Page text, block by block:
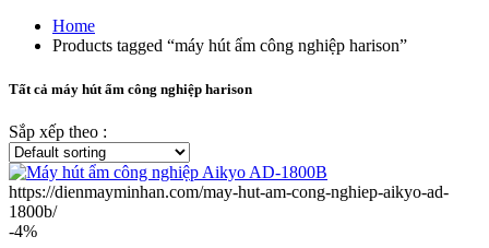
Home
Products tagged “máy hút ẩm công nghiệp harison”
Tất cả máy hút ẩm công nghiệp harison
Sắp xếp theo :
https://dienmayminhan.com/may-hut-am-cong-nghiep-aikyo-ad-
1800b/
-4%